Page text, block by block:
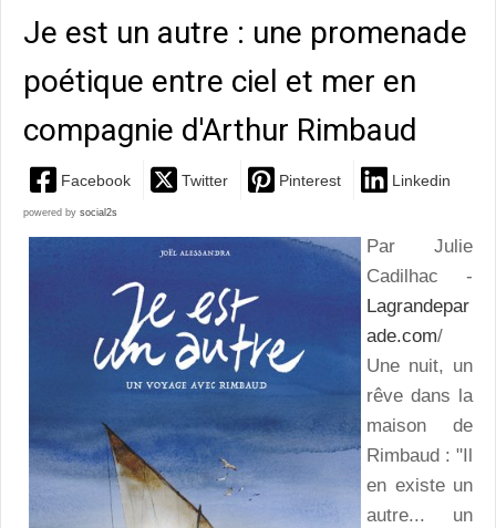
Je est un autre : une promenade
poétique entre ciel et mer en
compagnie d'Arthur Rimbaud
Facebook Twitter Pinterest Linkedin
powered by social2s
Par Julie
Cadilhac -
Lagrandepar
ade.com/
Une nuit, un
rêve dans la
maison de
Rimbaud : "Il
en existe un
autre... un